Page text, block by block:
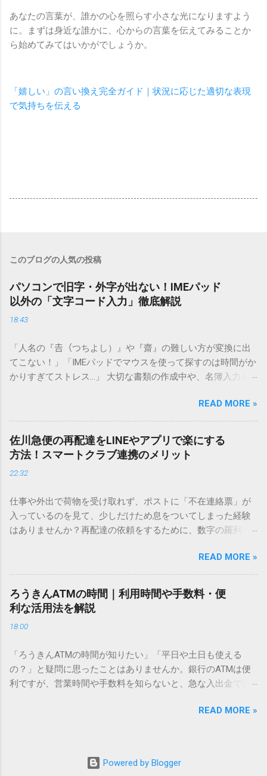
あなたの言葉が、誰かの心を照らす小さな光になりますよう
に。まずは身近な誰かに、心からの言葉を伝えてみることか
ら始めてみてはいかがでしょうか。
「嬉しい」の言い換え完全ガイド｜状況に応じた適切な表現
で気持ちを伝える
このブログの人気の投稿
パソコンで旧字・外字が出ない！IMEパッド
以外の「文字コード入力」徹底解説
18:43
「人名の『𠮷（つちよし）』や『齋』の難しい方が変換に出
てこない！」「IMEパッドでマウスを使って探すのは時間がか
かりすぎてストレス…」 大切な書類の作成中や、名簿入力を
てしまいますよね。多くの人が「IMEパッド（手書き入力）」
を使いますが、実はマウスで一画ずつ書くのは非効率です
し、似た漢字が多すぎて結局見つからないことも少なくあり
ません。 そこで今回は、IMEパッドを使わずに、特定のコー
ドを打ち込むだけで一瞬で旧字や外字、特殊記号を呼び出す
「文字コード入力」のテクニックを詳しく解説します。 この
必要はありません。 1. なぜ「変換」しても旧字・外字が出て
こないのか？ そもそも、なぜ普通の変換で出てこない漢字が
あるのでしょうか。その理由は、パソコンが文字を認識する
は、JIS規格（日本産業規格）によって「第1水準」「第2水
準」といった形で整理されています。しかし、人名や地名に
使われる非常に古い漢字（旧字）や、特定の組織だけで作ら
れた「外字」は、この一般的な変換リストに含まれていない
ン上のすべての文字には、いわば「住所」のような番号が割
り振られています。変換候補に出ない文字でも、この住所
（コード）を直接指定すれば、確実に呼び出すことができる
のです。 2. Windows標準機能！文字コードで漢字を出す「16
進数入力」 最も汎用性が高く、特別なソフトも不要なのが
20BB7）」を把握する。 入力モードを「半角」にする（※重
READ MORE »
佐川急便の再配達をLINEやアプリで楽にする
方法！スマートクラブ連携のメリット
22:32
仕事や外出で荷物を受け取れず、ポストに「不在連絡票」が
入っているのを見て、少しだけため息をついてしまった経験
はありませんか？再配達の依頼をするために、数字の羅列を
ことに申し訳なさを感じたりすることもあるかもしれませ
ん。 「もっとスムーズに、自分のタイミングで受け取りた
い」 「わざわざ電話をかけずに、スマホ一つで完結させた
い」 そんな願いを叶えてくれるのが、佐川急便の会員制サー
ビス「スマートクラブ」と、LINEや公式アプリの連携です。
これらを活用するだけで、再配達のストレスは驚くほど軽く
受け取り術と、連携による具体的なメリットを徹底解説しま
す。 佐川急便の再配達が劇的に変わる「スマートクラブ」と
は？ まず押さえておきたいのが、佐川急便の個人向け無料会
況をリアルタイムで管理するための基盤となるサービスで
が飛躍的に向上しています。登録を済ませておくだけで、荷
READ MORE »
ろうきんATMの時間｜利用時間や手数料・便
利な活用法を解説
18:00
「ろうきんATMの時間が知りたい」「平日や土日も使える
の？」と疑問に思ったことはありませんか。銀行のATMは便
利ですが、営業時間や手数料を知らないと、急な入出金で困
ATM営業時間や利用の注意点、便利な活用法 を詳しく解説し
です。 1-1. 店舗内ATM 平日：9:00〜17:00 土曜・日曜・祝
日：休止（※一部店舗では土曜日のみ利用可能） 店舗内ATM
READ MORE »
Powered by Blogger